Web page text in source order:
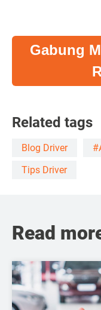
Gabung
Related tags
Blog Driver
Tips Driver
Read